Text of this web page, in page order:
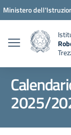
Vai ai contenuti
Vai al menu di
Vai al footer
Ministero
2025/